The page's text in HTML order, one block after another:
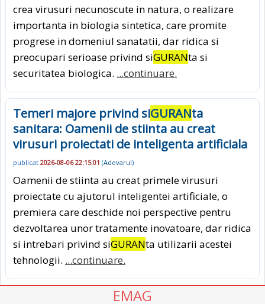
crea virusuri necunoscute in natura, o realizare
importanta in biologia sintetica, care promite
progrese in domeniul sanatatii, dar ridica si
preocupari serioase privind siGURANta si
securitatea biologica. ...continuare.
Temeri majore privind siGURANta
sanitara: Oamenii de stiinta au creat
virusuri proiectati de inteligenta artificiala
publicat 2026-08-06 22:15:01 (Adevarul)
Oamenii de stiinta au creat primele virusuri
proiectate cu ajutorul inteligentei artificiale, o
premiera care deschide noi perspective pentru
dezvoltarea unor tratamente inovatoare, dar ridica
si intrebari privind siGURANta utilizarii acestei
tehnologii. ...continuare.
EMAG